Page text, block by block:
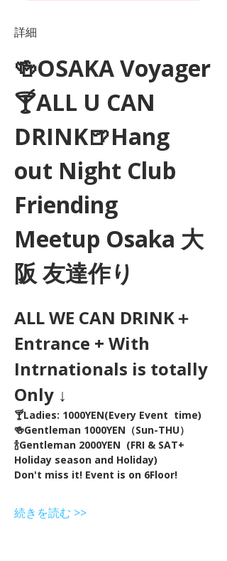
詳細
🍻OSAKA Voyager
🍸ALL U CAN
DRINK🍺Hang
out Night Club
Friending
Meetup Osaka 大
阪 友達作り
ALL WE CAN DRINK＋
Entrance + With
Intrnationals is totally
Only ↓
🍸Ladies: 1000YEN(Every Event  time)
🍻Gentleman 1000YEN（Sun-THU）
🍾Gentleman 2000YEN  (FRI & SAT+
Holiday season and Holiday)
Don't miss it! Event is on 6Floor!
続きを読む >>